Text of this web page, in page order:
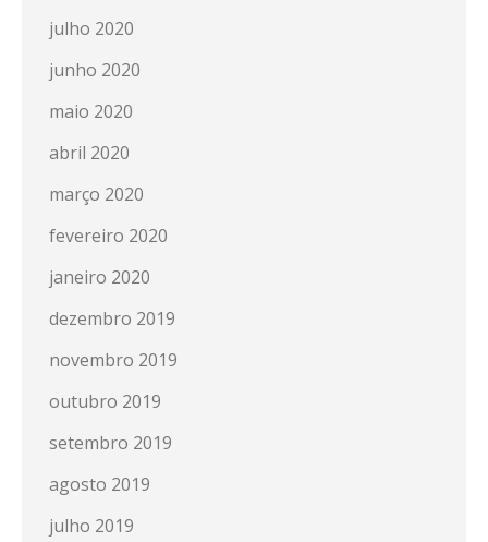
julho 2020
junho 2020
maio 2020
abril 2020
março 2020
fevereiro 2020
janeiro 2020
dezembro 2019
novembro 2019
outubro 2019
setembro 2019
agosto 2019
julho 2019